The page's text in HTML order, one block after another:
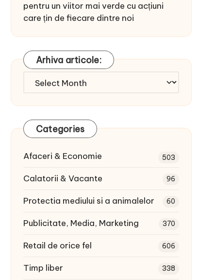
pentru un viitor mai verde cu acțiuni
care țin de fiecare dintre noi
Arhiva articole:
Arhiva
Categories
Afaceri & Economie 503
Calatorii & Vacante 96
Protectia mediului si a animalelor 60
Publicitate, Media, Marketing 370
Retail de orice fel 606
Timp liber 338